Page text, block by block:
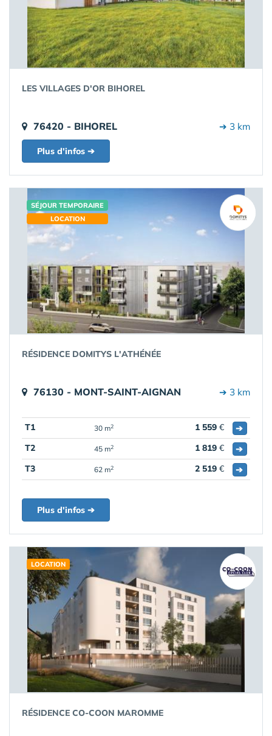
LES VILLAGES D'OR BIHOREL
76420 - BIHOREL ➔ 3 km
Plus d'infos ➔
SÉJOUR TEMPORAIRE
LOCATION
RÉSIDENCE DOMITYS L'ATHÉNÉE
76130 - MONT-SAINT-AIGNAN ➔ 3 km
T1 30 m2 1 559 €
➔
T2
45 m2 1 819 €
➔
T3
62 m2 2 519 € ➔
Plus d'infos ➔
LOCATION
RÉSIDENCE CO-COON MAROMME